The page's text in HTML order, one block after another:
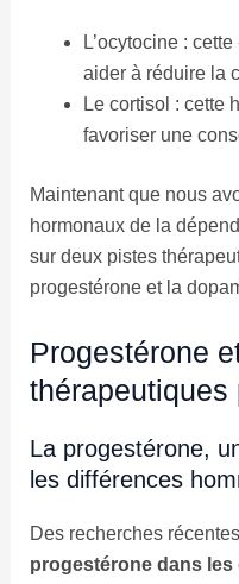
L’ocytocine :
aider à réduire la
Le cortisol : cette
favoriser une
Maintenant que nous
hormonaux de la
sur deux pistes
progestérone et la
Progestérone
thérapeutiques
La progestérone,
les différences
Des recherches
progestérone dans